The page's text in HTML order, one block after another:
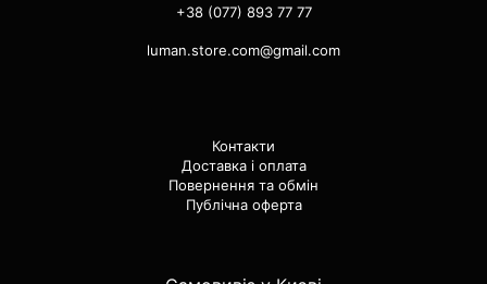
+38 (077) 893 77 77
luman.store.com@gmail.com
Контакти
Доставка і оплата
Повернення та обмін
Публічна оферта